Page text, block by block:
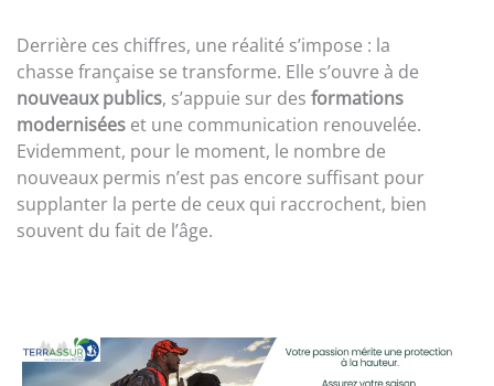
Derrière ces chiffres, une réalité s’impose : la
chasse française se transforme. Elle s’ouvre à de
nouveaux publics, s’appuie sur des formations
modernisées et une communication renouvelée.
Evidemment, pour le moment, le nombre de
nouveaux permis n’est pas encore suffisant pour
supplanter la perte de ceux qui raccrochent, bien
souvent du fait de l’âge.